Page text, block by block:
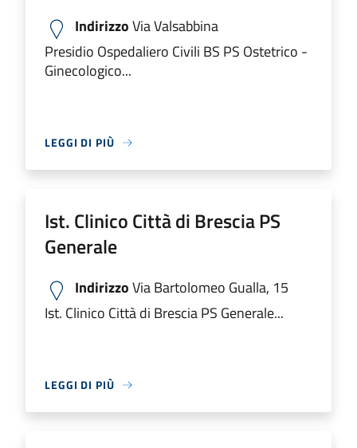
IndirizzoVia Valsabbina
Presidio Ospedaliero Civili BS PS Ostetrico -
Ginecologico...
LEGGI DI PIÙ
Ist. Clinico Città di Brescia PS
Generale
IndirizzoVia Bartolomeo Gualla, 15
Ist. Clinico Città di Brescia PS Generale...
LEGGI DI PIÙ